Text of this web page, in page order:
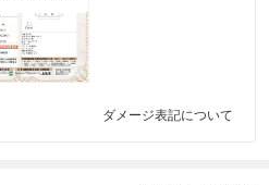
ダメージ表記について